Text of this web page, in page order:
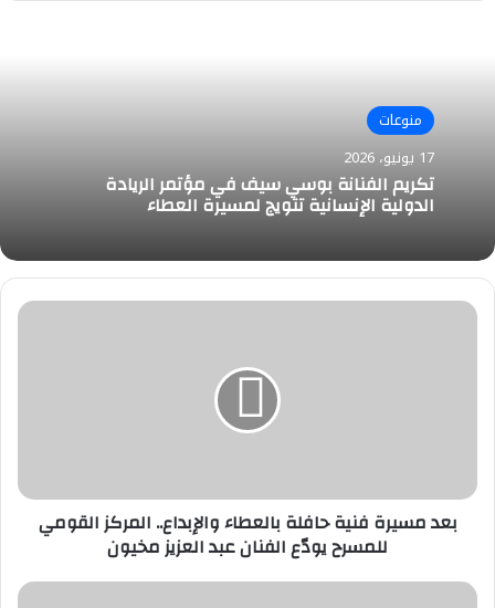
منوعات
17 يونيو، 2026
تكريم الفنانة بوسي سيف في مؤتمر الريادة
الدولية الإنسانية تتويج لمسيرة العطاء
بعد
للمسرح
يودّع
العزيز
بعد مسيرة فنية حافلة بالعطاء والإبداع.. المركز القومي
للمسرح يودّع الفنان عبد العزيز مخيون
القبض